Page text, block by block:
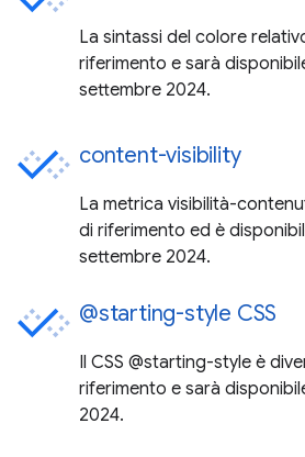
La sintassi del colore
riferimento e sarà
settembre 2024.
content-visibility
La metrica visibilità-
di riferimento ed è
settembre 2024.
@starting-style CSS
Il CSS @starting-style è
riferimento e sarà
2024.